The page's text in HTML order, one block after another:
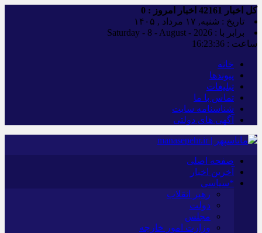
کل اخبار اخبار امروز : 0
تاریخ : شنبه, ۱۷ مرداد , ۱۴۰۵
برابر با : Saturday - 8 - August - 2026
ساعت : 16:23:37
خانه
پیوندها
تبلیغات
تماس با ما
شناسنامه سایت
آگهی های دولتی
صفحه اصلی
آخرین اخبار
*سیاسی
رهبر انقلاب
دولت
مجلس
وزارت امور خارجه